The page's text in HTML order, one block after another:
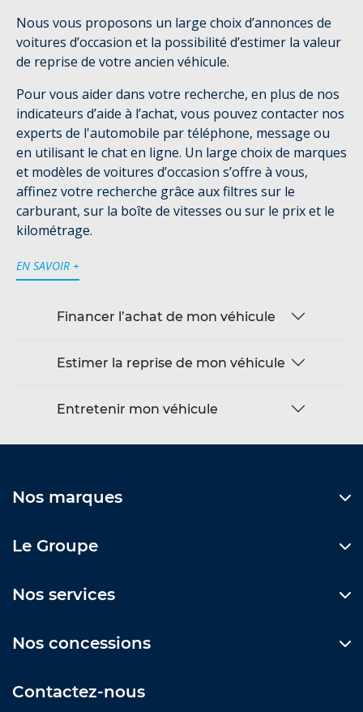
Nous vous proposons un large choix d’annonces de
voitures d’occasion et la possibilité d’estimer la valeur
de reprise de votre ancien véhicule.
Pour vous aider dans votre recherche, en plus de nos
indicateurs d’aide à l’achat, vous pouvez contacter nos
experts de l'automobile par téléphone, message ou
en utilisant le chat en ligne. Un large choix de marques
et modèles de voitures d’occasion s’offre à vous,
affinez votre recherche grâce aux filtres sur le
carburant, sur la boîte de vitesses ou sur le prix et le
kilométrage.
EN SAVOIR +
Financer l’achat de mon véhicule
Estimer la reprise de mon véhicule
Entretenir mon véhicule
Nos marques
Le Groupe
Nos services
Nos concessions
Contactez-nous